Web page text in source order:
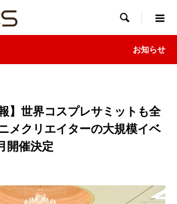

お知らせ
】世界コスプレサミットも全
メクリエイターの大規模イベ
開催決定